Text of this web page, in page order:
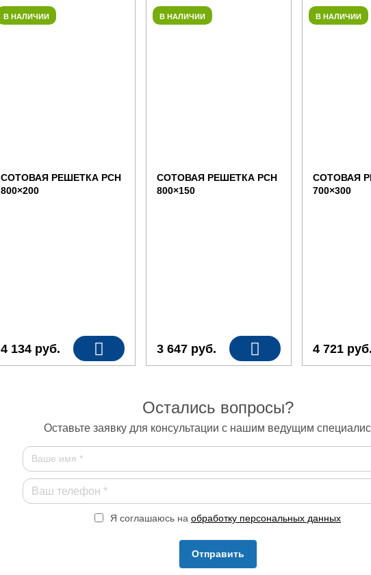
В НАЛИЧИИ
СОТОВАЯ РЕШЕТКА РСН
800×200
4 134 руб.
В НАЛИЧИИ
СОТОВАЯ РЕШЕТКА РСН
800×150
3 647 руб.
В НАЛИЧИИ
СОТОВАЯ
700×300
4 721 руб.
Остались вопросы?
Оставьте заявку для консультации с нашим ведущим
Я соглашаюсь на обработку персональных данных
Отправить